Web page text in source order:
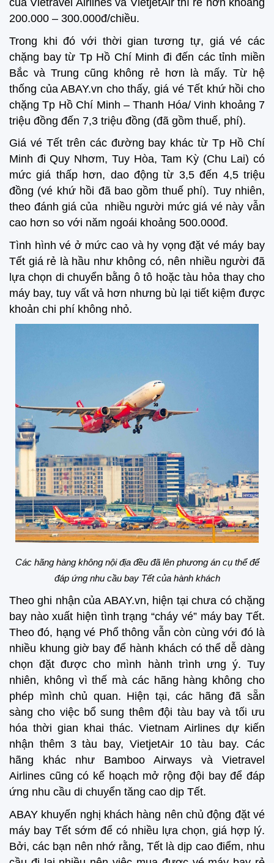
200.000 – 300.000đ/chiều.
Trong khi đó với thời gian tương tự, giá vé các
chặng bay từ Tp Hồ Chí Minh đi đến các tỉnh miền
Bắc và Trung cũng không rẻ hơn là mấy. Từ hệ
thống của ABAY.vn cho thấy, giá vé Tết khứ hồi cho
chặng Tp Hồ Chí Minh – Thanh Hóa/ Vinh khoảng 7
triệu đồng đến 7,3 triệu đồng (đã gồm thuế, phí).
Giá vé Tết trên các đường bay khác từ Tp Hồ Chí
Minh đi Quy Nhơm, Tuy Hòa, Tam Kỳ (Chu Lai) có
mức giá thấp hơn, dao động từ 3,5 đến 4,5 triệu
đồng (vé khứ hồi đã bao gồm thuế phí). Tuy nhiên,
theo đánh giá của nhiều người mức giá vé này vẫn
cao hơn so với năm ngoái khoảng 500.000đ.
Tình hình vé ở mức cao và hy vọng đặt vé máy bay
Tết giá rẻ là hầu như không có, nên nhiều người đã
lựa chọn di chuyển bằng ô tô hoặc tàu hỏa thay cho
máy bay, tuy vất vả hơn nhưng bù lại tiết kiệm được
khoản chi phí không nhỏ.
Các hãng hàng không nội địa đều đã lên phương án cụ thể để
đáp ứng nhu cầu bay Tết của hành khách
Theo ghi nhận của ABAY.vn, hiện tại chưa có chặng
bay nào xuất hiện tình trạng “cháy vé” máy bay Tết.
Theo đó, hạng vé Phổ thông vẫn còn cùng với đó là
nhiều khung giờ bay để hành khách có thể dễ dàng
chọn đặt được cho mình hành trình ưng ý. Tuy
nhiên, không vì thế mà các hãng hàng không cho
phép mình chủ quan. Hiện tại, các hãng đã sẵn
sàng cho việc bổ sung thêm đội tàu bay và tối ưu
hóa thời gian khai thác. Vietnam Airlines dự kiến
nhận thêm 3 tàu bay, VietjetAir 10 tàu bay. Các
hãng khác như Bamboo Airways và Vietravel
Airlines cũng có kế hoạch mở rộng đội bay để đáp
ứng nhu cầu di chuyển tăng cao dịp Tết.
ABAY khuyến nghị khách hàng nên chủ động đặt vé
máy bay Tết sớm để có nhiều lựa chọn, giá hợp lý.
Bởi, các bạn nên nhớ rằng, Tết là dịp cao điểm, nhu